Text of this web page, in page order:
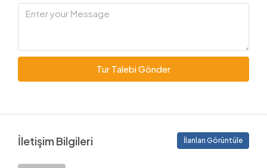
Tur Talebi Gönder
İletişim Bilgileri İlanları Görüntüle